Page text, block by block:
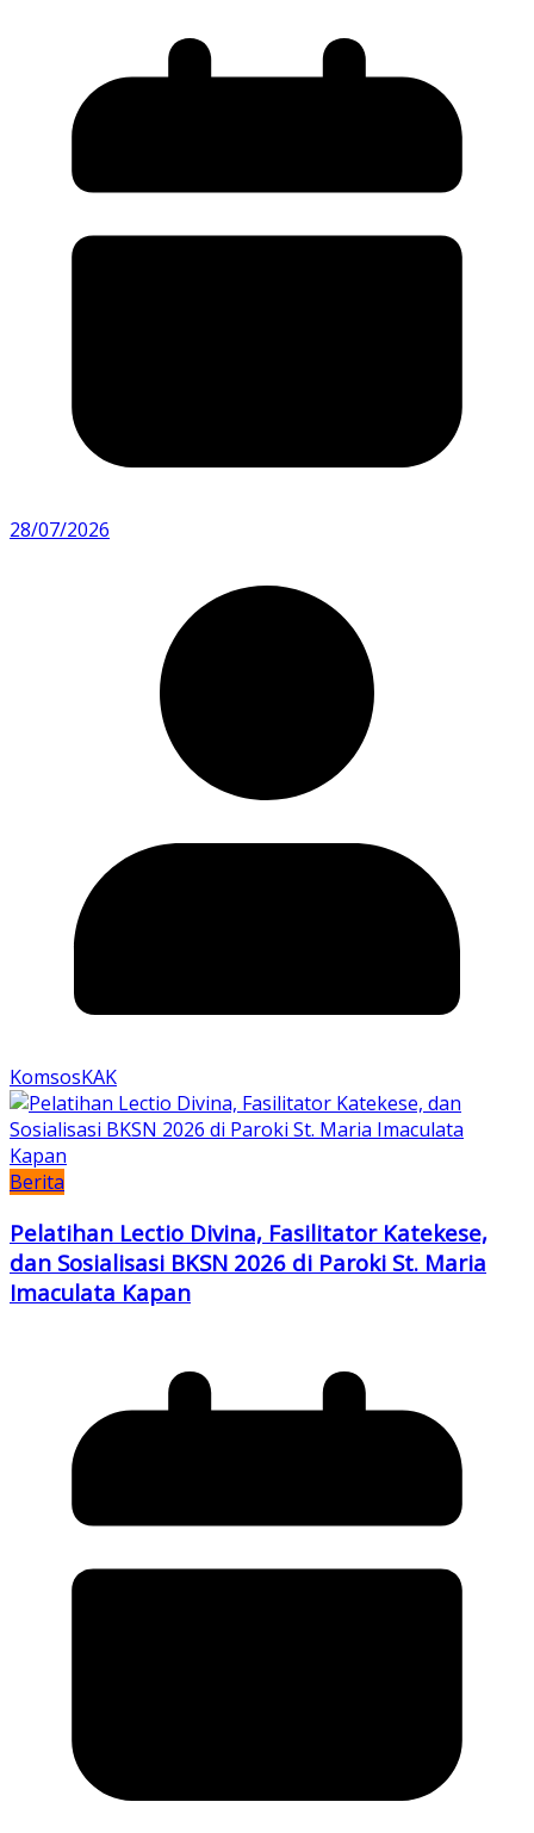
28/07/2026
KomsosKAK
Berita
Pelatihan Lectio Divina, Fasilitator Katekese,
dan Sosialisasi BKSN 2026 di Paroki St. Maria
Imaculata Kapan